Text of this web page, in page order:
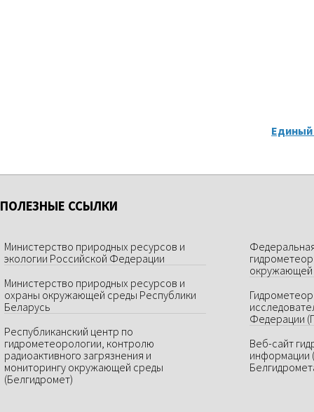
Единый
ПОЛЕЗНЫЕ ССЫЛКИ
Министерство природных ресурсов и
экологии Российской Федерации
Министерство природных ресурсов и
охраны окружающей среды Республики
Беларусь
Республиканский центр по
гидрометеорологии, контролю
радиоактивного загрязнения и
мониторингу окружающей среды
(Белгидромет)
окружающей
Федерации
Веб-сайт
информации